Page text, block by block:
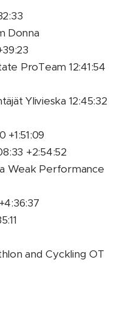
Donna
ProTeam 12:41:54
Ylivieska 12:45:32
+1:51:09
+2:54:52
Weak Performance
and Cyckling OT